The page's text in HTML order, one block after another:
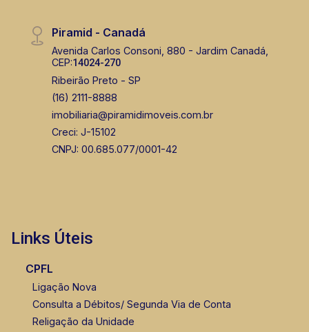
Piramid - Canadá
Avenida Carlos Consoni, 880 - Jardim Canadá,
CEP:14024-270
Ribeirão Preto - SP
(16) 2111-8888
imobiliaria@piramidimoveis.com.br
Creci: J-15102
CNPJ: 00.685.077/0001-42
Links Úteis
CPFL
Ligação Nova
Consulta a Débitos/ Segunda Via de Conta
Religação da Unidade